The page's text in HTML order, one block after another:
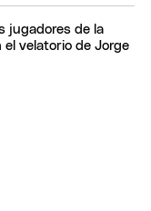
jugadores de la
el velatorio de Jorge